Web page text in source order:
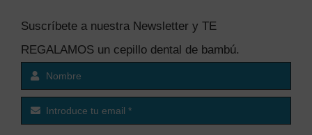
Suscríbete a nuestra Newsletter y TE
REGALAMOS un cepillo dental de bambú.